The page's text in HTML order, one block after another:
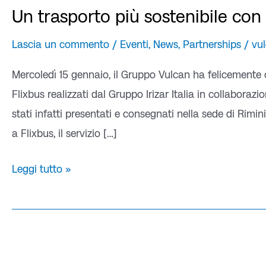
Un trasporto più sostenibile con
Lascia un commento / Eventi, News, Partnerships /
Mercoledì 15 gennaio, il Gruppo Vulcan ha
Flixbus realizzati dal Gruppo Irizar Italia in
stati infatti presentati e consegnati nella sede di
a Flixbus, il servizio […]
Leggi tutto »